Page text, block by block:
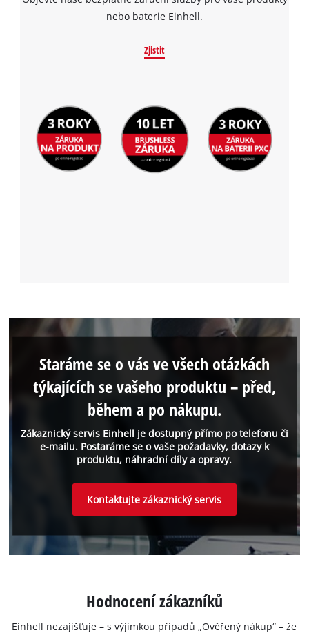
nebo baterie Einhell.
Zjistit
Zákaznický servis Einhell je dostupný přímo po telefonu či
e-mailu. Postaráme se o vaše požadavky, dotazy k
produktu, náhradní díly a opravy.
Staráme se o vás ve všech otázkách
týkajících se vašeho produktu – před,
během a po nákupu.
Kontaktujte zákaznický servis
Hodnocení zákazníků
Einhell nezajišťuje – s výjimkou případů „Ověřený nákup“ – že